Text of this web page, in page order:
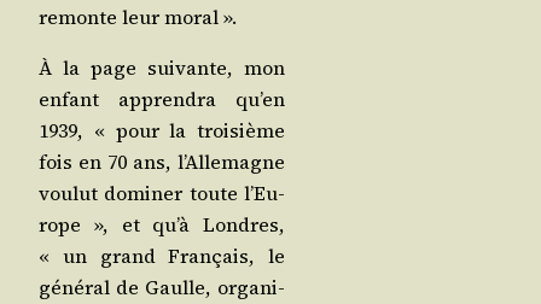
remonte leur moral ».
À la page sui­vante, mon
enfant appren­dra qu’en
1939, « pour la troi­sième
fois en 70 ans, l’Al­le­magne
vou­lut domi­ner toute l’Eu­
rope », et qu’à Londres,
« un grand Fran­çais, le
géné­ral de Gaulle, orga­ni­